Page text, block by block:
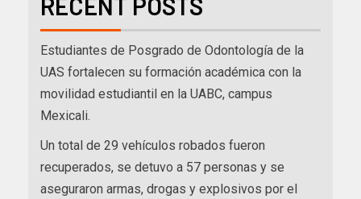
Estudiantes de Posgrado de Odontología de la
UAS fortalecen su formación académica con la
movilidad estudiantil en la UABC, campus
Mexicali.
Un total de 29 vehículos robados fueron
recuperados, se detuvo a 57 personas y se
aseguraron armas, drogas y explosivos por el